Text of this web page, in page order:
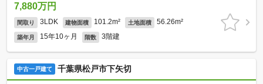
7,880万円
間取り 3LDK 建物面積 101.2m² 土地面積 56.26m²
築年月 15年10ヶ月 階数 3階建
中古一戸建て 千葉県松戸市下矢切